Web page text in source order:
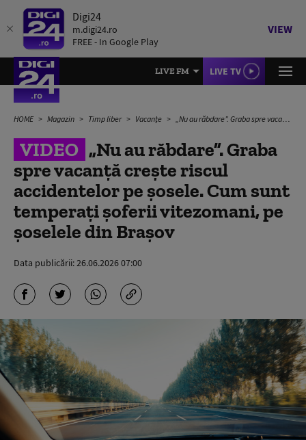
Digi24
m.digi24.ro
FREE - In Google Play
VIEW
LIVE FM LIVE TV
HOME Magazin Timp liber Vacanțe „Nu au răbdare”. Graba spre vacanță crește riscul accidentelor pe șosele. Cum sunt temperați șoferii vitezomani, pe șoselele din Brașov
VIDEO „Nu au răbdare”. Graba
spre vacanță crește riscul
accidentelor pe șosele. Cum sunt
temperați șoferii vitezomani, pe
șoselele din Brașov
Data publicării:26.06.2026 07:00